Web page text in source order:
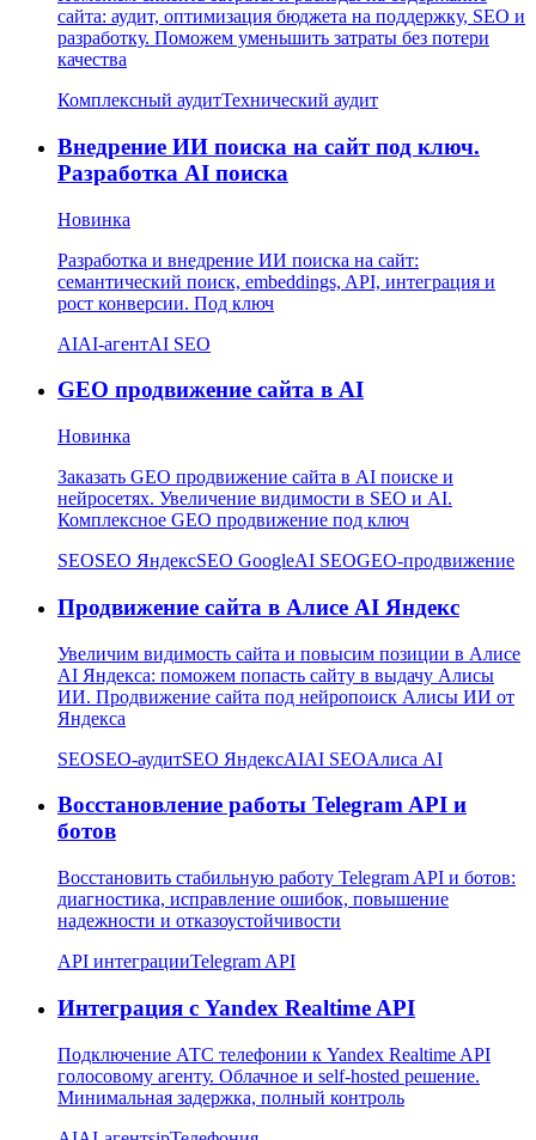
сайта: аудит, оптимизация бюджета на поддержку, SEO и
разработку. Поможем уменьшить затраты без потери
качества
Комплексный аудитТехнический аудит
Внедрение ИИ поиска на сайт под ключ.
Разработка AI поиска
Новинка
Разработка и внедрение ИИ поиска на сайт:
семантический поиск, embeddings, API, интеграция и
рост конверсии. Под ключ
AIAI-агентAI SEO
GEO продвижение сайта в AI
Новинка
Заказать GEO продвижение сайта в AI поиске и
нейросетях. Увеличение видимости в SEO и AI.
Комплексное GEO продвижение под ключ
SEOSEO ЯндексSEO GoogleAI SEOGEO-продвижение
Продвижение сайта в Алисе AI Яндекс
Увеличим видимость сайта и повысим позиции в Алисе
AI Яндекса: поможем попасть сайту в выдачу Алисы
ИИ. Продвижение сайта под нейропоиск Алисы ИИ от
Яндекса
SEOSEO-аудитSEO ЯндексAIAI SEOАлиса AI
Восстановление работы Telegram API и
ботов
Восстановить стабильную работу Telegram API и ботов:
диагностика, исправление ошибок, повышение
надежности и отказоустойчивости
API интеграцииTelegram API
Интеграция с Yandex Realtime API
Подключение АТС телефонии к Yandex Realtime API
голосовому агенту. Облачное и self-hosted решение.
Минимальная задержка, полный контроль